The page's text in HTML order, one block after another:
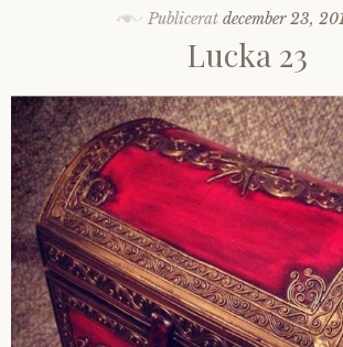
Publicerat december 23,
Lucka 23